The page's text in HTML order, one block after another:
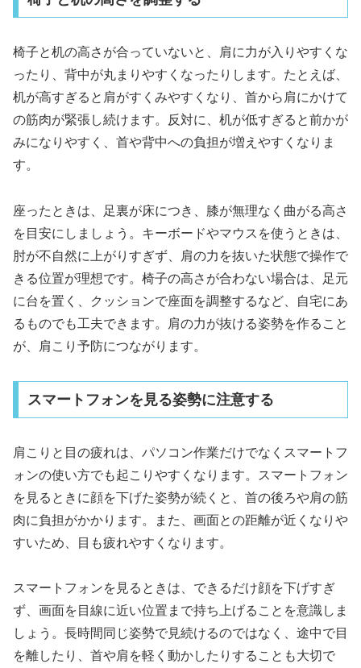
椅子と机の高さが合っていないと、肩に力が入りやすくな
ったり、背中が丸まりやすくなったりします。たとえば、
机が高すぎると肩がすくみやすくなり、首から肩にかけて
の筋肉が緊張し続けます。反対に、机が低すぎると前かが
みになりやすく、首や背中への負担が増えやすくなりま
す。
座ったときは、足裏が床につき、膝が無理なく曲がる高さ
を目安にしましょう。キーボードやマウスを使うときは、
肘が不自然に上がりすぎず、肩の力を抜いた状態で操作で
きる位置が理想です。椅子の高さが合わない場合は、足元
に台を置く、クッションで座面を調整するなど、自宅にあ
るものでも工夫できます。肩の力が抜ける姿勢を作ること
が、肩こり予防につながります。
スマートフォンを見る姿勢に注意する
肩こりと目の疲れは、パソコン作業だけでなくスマートフ
ォンの使い方でも起こりやすくなります。スマートフォン
を見るときに顔を下げた姿勢が続くと、首の後ろや肩の筋
肉に負担がかかります。また、画面との距離が近くなりや
すいため、目も疲れやすくなります。
スマートフォンを見るときは、できるだけ顔を下げすぎ
ず、画面を目線に近い位置まで持ち上げることを意識しま
しょう。長時間同じ姿勢で見続けるのではなく、途中で目
を離したり、首や肩を軽く動かしたりすることも大切で